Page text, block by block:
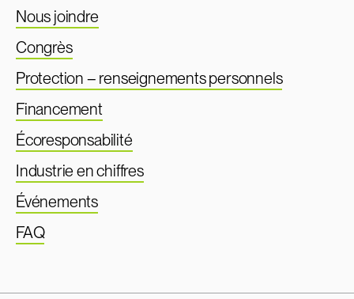
Nous joindre
Congrès
Protection – renseignements personnels
Financement
Écoresponsabilité
Industrie en chiffres
Événements
FAQ